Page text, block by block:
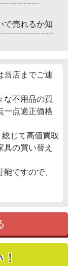
で売れるか知
当店までご連
な不用品の買
一点適正価格
じて高価買取
の買い替え
ですので、